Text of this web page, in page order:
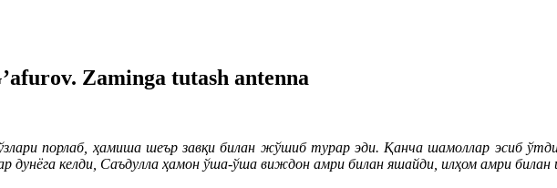
Zaminga tutash antenna
порлаб, ҳамиша шеър завқи билан жўшиб турар эди. Қанча шамоллар эсиб
дунёга келди, Саъдулла ҳамон ўша-ўша виждон амри билан яшайди, илҳом амри билан